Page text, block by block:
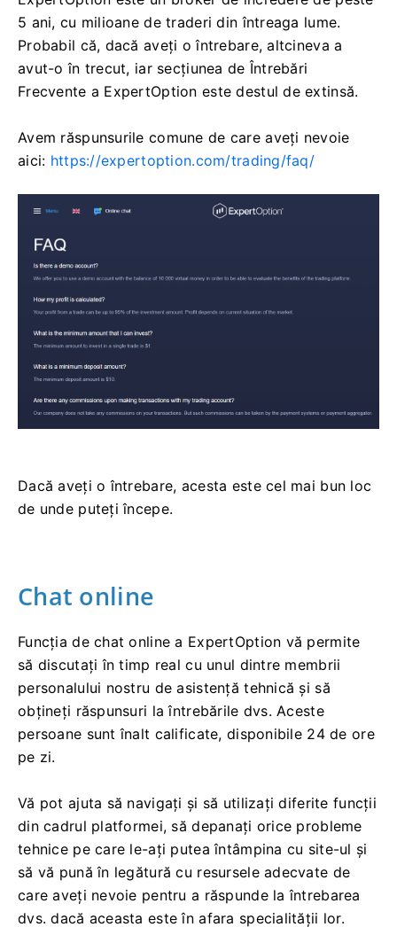
5 ani, cu milioane de traderi din întreaga lume.
Probabil că, dacă aveți o întrebare, altcineva a
avut-o în trecut, iar secțiunea de Întrebări
Frecvente a ExpertOption este destul de extinsă.
Avem răspunsurile comune de care aveți nevoie
aici: https://expertoption.com/trading/faq/
Dacă aveți o întrebare, acesta este cel mai bun loc
de unde puteți începe.
Chat online
Funcția de chat online a ExpertOption vă permite
să discutați în timp real cu unul dintre membrii
personalului nostru de asistență tehnică și să
obțineți răspunsuri la întrebările dvs. Aceste
persoane sunt înalt calificate, disponibile 24 de ore
pe zi.
Vă pot ajuta să navigați și să utilizați diferite funcții
din cadrul platformei, să depanați orice probleme
tehnice pe care le-ați putea întâmpina cu site-ul și
să vă pună în legătură cu resursele adecvate de
care aveți nevoie pentru a răspunde la întrebarea
dvs. dacă aceasta este în afara specialității lor.